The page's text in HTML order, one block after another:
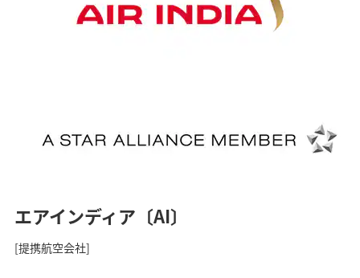
エアインディア〔AI〕
[提携航空会社]